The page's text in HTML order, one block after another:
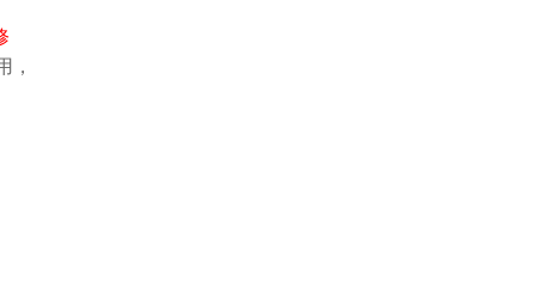
，